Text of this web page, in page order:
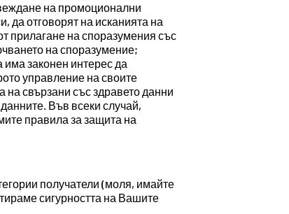
на промоционални
да отговорят на исканията на
прилагане на споразумения със
на споразумение;
законен интерес да
управление на своите
на свързани със здравето данни
Във всеки случай,
правила за защита на
получатели (моля, имайте
сигурността на Вашите